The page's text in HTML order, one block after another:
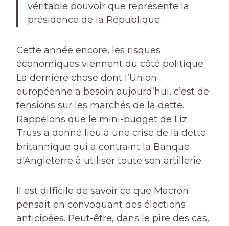
véritable pouvoir que représente la
présidence de la République.
Cette année encore, les risques
économiques viennent du côté politique.
La dernière chose dont l’Union
européenne a besoin aujourd’hui, c’est de
tensions sur les marchés de la dette.
Rappelons que le mini-budget de Liz
Truss a donné lieu à une crise de la dette
britannique qui a contraint la Banque
d'Angleterre à utiliser toute son artillerie.
Il est difficile de savoir ce que Macron
pensait en convoquant des élections
anticipées. Peut-être, dans le pire des cas,